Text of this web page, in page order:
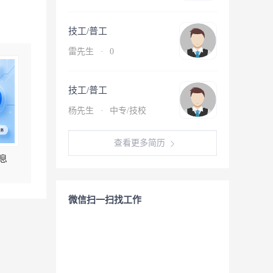
技工/普工
雷先生 · 0
技工/普工
杨先生 · 中专/技校
查看更多简历
微信扫一扫找工作